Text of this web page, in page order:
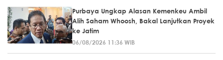
Purbaya Ungkap Alasan Kemenkeu Ambil
Alih Saham Whoosh, Bakal Lanjutkan Proyek
ke Jatim
06/08/2026 11:36 WIB